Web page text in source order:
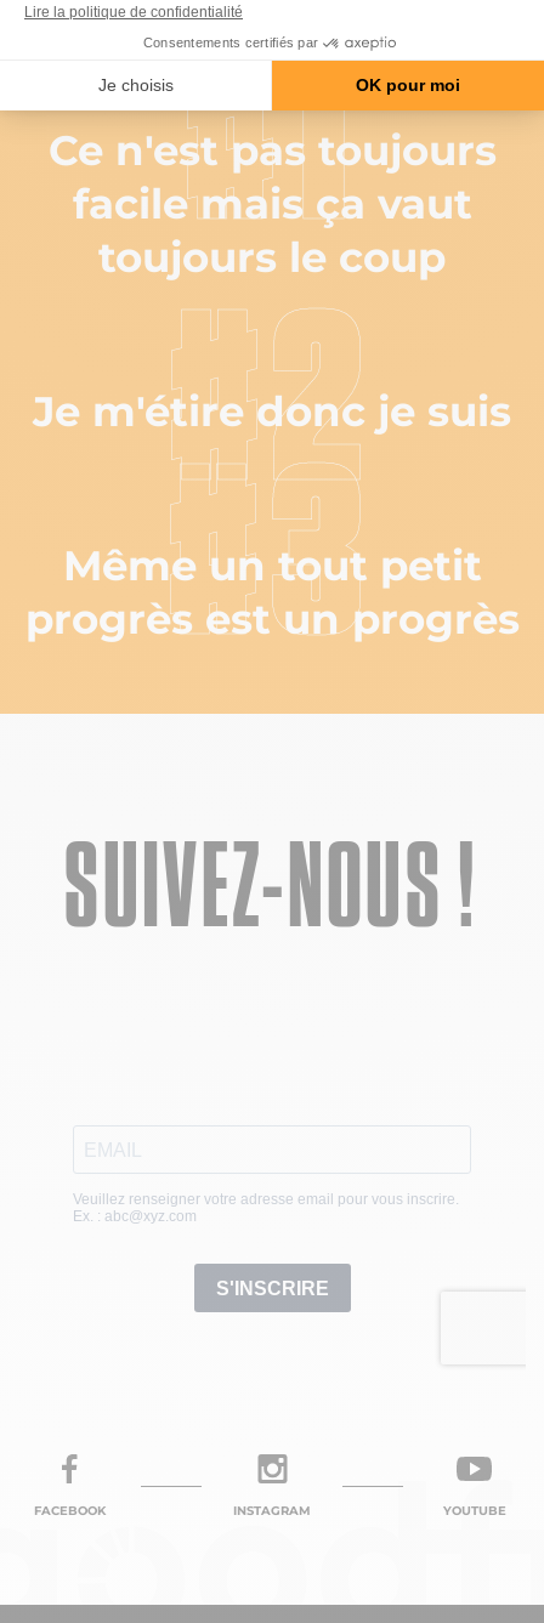
#COACH
#1
Ce n'est pas toujours
facile mais ça vaut
toujours le coup
#2
Je m'étire donc je suis
#3
Même un tout petit
progrès est un progrès
SUIVEZ-NOUS !
FACEBOOK INSTAGRAM YOUTUBE